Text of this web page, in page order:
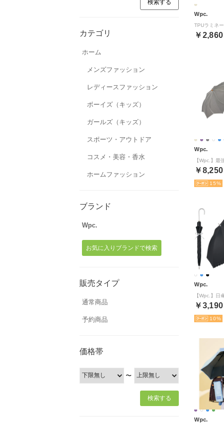
カテゴリ
ホーム
メンズファッション
レディースファッション
ボーイズ（キッズ）
ガールズ（キッズ）
スポーツ・アウトドア
コスメ・美容・香水
ホームファッション
ブランド
Wpc.
お気に入りブランドで検索
販売タイプ
通常商品
予約商品
価格帯
〜
Wpc.
￥2,860
Wpc.
￥8,250
15
Wpc.
￥3,190
10
Wpc.